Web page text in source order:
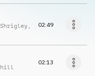
,
02:49
02:13